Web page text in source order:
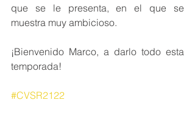
que se le presenta, en el que se
muestra muy ambicioso.
¡Bienvenido Marco, a darlo todo esta
temporada!
#CVSR2122